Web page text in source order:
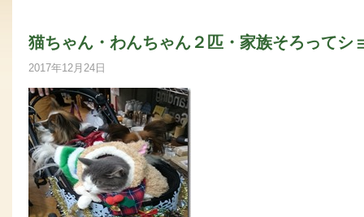
猫ちゃん・わんちゃん２匹・家族そろってシ
2017年12月24日